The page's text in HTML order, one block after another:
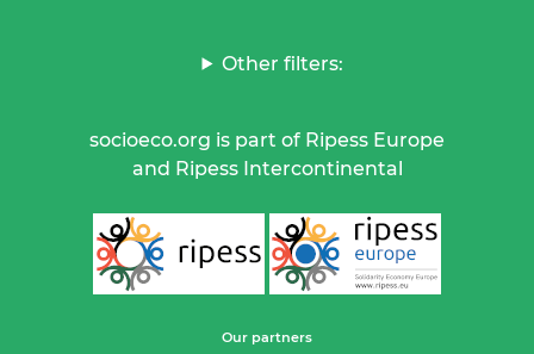
Other filters:
socioeco.org is part of Ripess Europe
and Ripess Intercontinental
Our partners